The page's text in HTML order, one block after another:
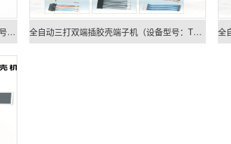
全自动单端插胶壳穿防水栓端子机（设备型号：TYDC-K-A603） 全自动三打双端插胶壳端子机（设备型号：TYDC-K-A602）